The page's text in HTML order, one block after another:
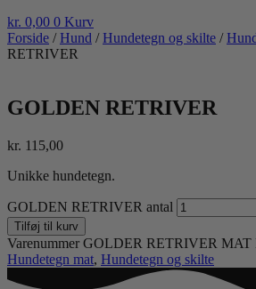
kr. 0,00 0 Kurv
Forside /Hund /Hundetegn og skilte /
RETRIVER
GOLDEN RETRIVER
kr. 115,00
Unikke hundetegn.
GOLDEN RETRIVER antal
Tilføj til kurv
Varenummer GOLDER RETRIVER MAT
Hundetegn mat, Hundetegn og skilte